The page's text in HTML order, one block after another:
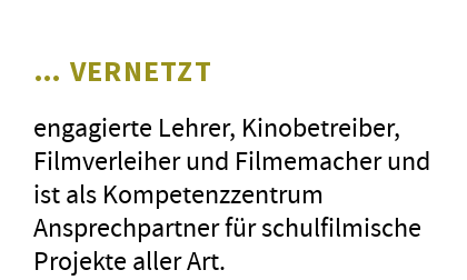
… VERNETZT
engagierte Lehrer, Kinobetreiber,
Filmverleiher und Filmemacher und
ist als Kompetenzzentrum
Ansprechpartner für schulfilmische
Projekte aller Art.